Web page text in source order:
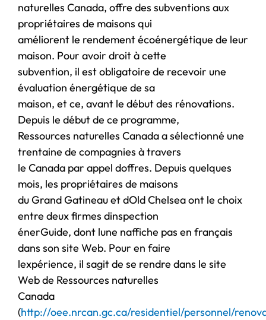
naturelles Canada, offre des subventions aux
propriétaires de maisons qui
améliorent le rendement écoénergétique de leur
maison. Pour avoir droit à cette
subvention, il est obligatoire de recevoir une
évaluation énergétique de sa
maison, et ce, avant le début des rénovations.
Depuis le début de ce programme,
Ressources naturelles Canada a sélectionné une
trentaine de compagnies à travers
le Canada par appel doffres. Depuis quelques
mois, les propriétaires de maisons
du Grand Gatineau et dOld Chelsea ont le choix
entre deux firmes dinspection
énerGuide, dont lune naffiche pas en français
dans son site Web. Pour en faire
lexpérience, il sagit de se rendre dans le site
Web de Ressources naturelles
Canada
(http://oee.nrcan.gc.ca/residentiel/personnel/